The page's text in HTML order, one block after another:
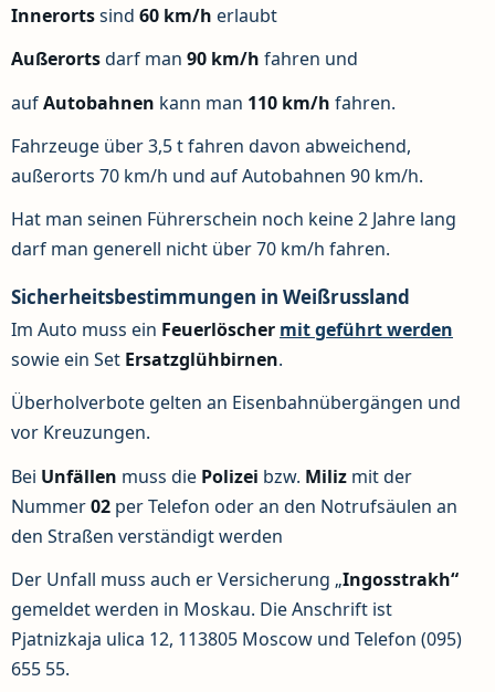
Innerortssind 60 km/h erlaubt
Außerortsdarf man 90 km/h fahren und
aufAutobahnen kann man 110 km/h fahren.
Fahrzeuge über 3,5 t fahren davon abweichend,
außerorts 70 km/h und auf Autobahnen 90 km/h.
Hat man seinen Führerschein noch keine 2 Jahre lang
darf man generell nicht über 70 km/h fahren.
Sicherheitsbestimmungen in Weißrussland
Im Auto muss ein Feuerlöscher mit geführt werden
sowie ein Set Ersatzglühbirnen.
Überholverbote gelten an Eisenbahnübergängen und
vor Kreuzungen.
Bei Unfällen muss die Polizei bzw. Miliz mit der
Nummer02 per Telefon oder an den Notrufsäulen an
den Straßen verständigt werden
Der Unfall muss auch er Versicherung „Ingosstrakh“
gemeldet werden in Moskau. Die Anschrift ist
Pjatnizkaja ulica 12, 113805 Moscow und Telefon (095)
655 55.